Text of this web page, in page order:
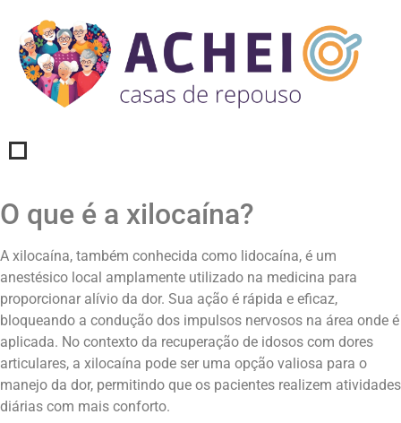
O que é a xilocaína?
A xilocaína, também conhecida como lidocaína, é um
anestésico local amplamente utilizado na medicina para
proporcionar alívio da dor. Sua ação é rápida e eficaz,
bloqueando a condução dos impulsos nervosos na área onde é
aplicada. No contexto da recuperação de idosos com dores
articulares, a xilocaína pode ser uma opção valiosa para o
manejo da dor, permitindo que os pacientes realizem atividades
diárias com mais conforto.